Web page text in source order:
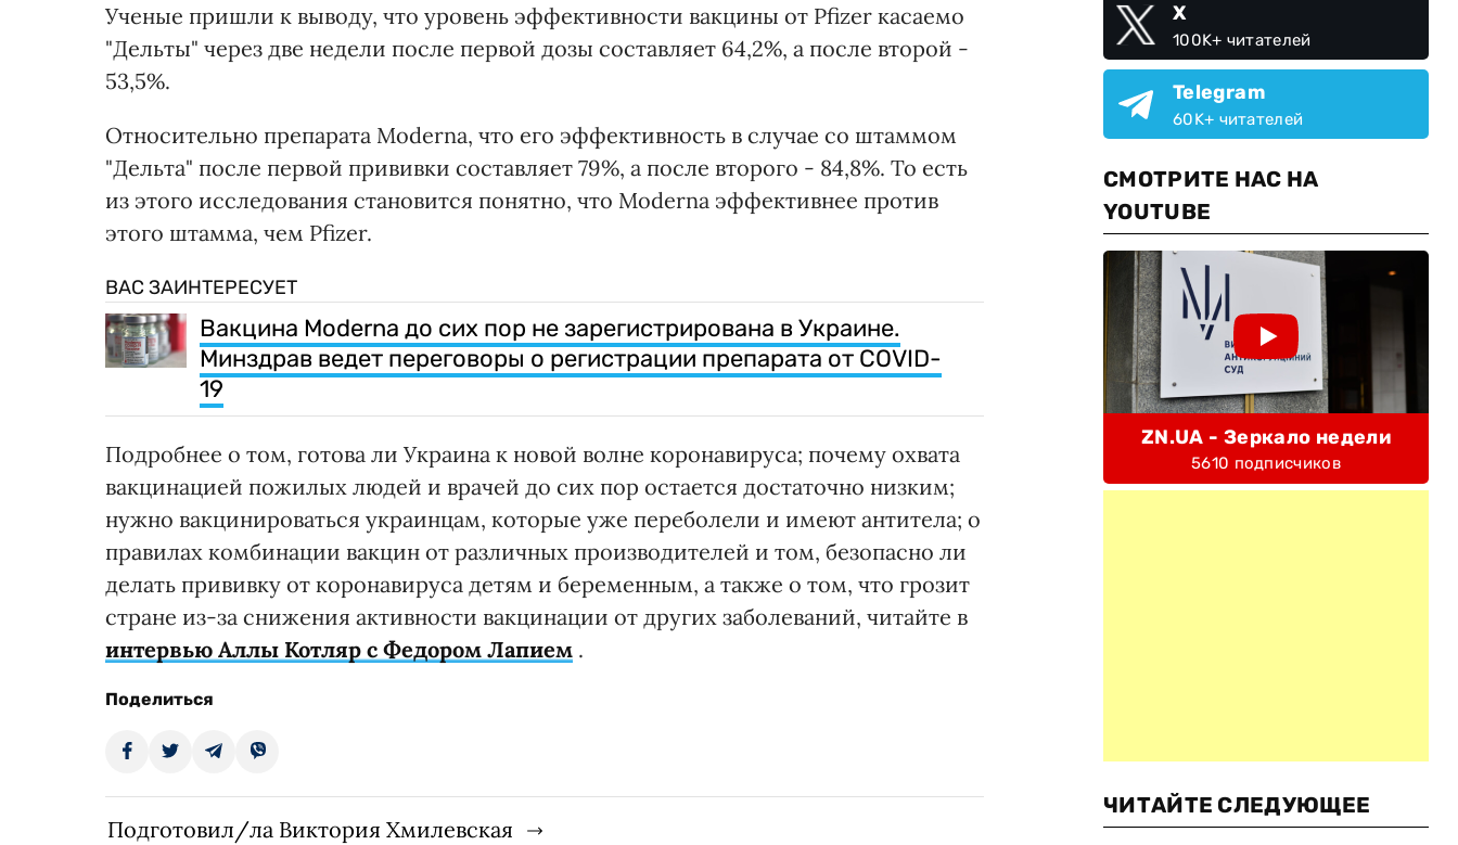
Ученые пришли к выводу, что уровень эффективности вакцины от Pfizer касаемо
"Дельты" через две недели после первой дозы составляет 64,2%, а после второй -
53,5%.
Относительно препарата Moderna, что его эффективность в случае со штаммом
"Дельта" после первой прививки составляет 79%, а после второго - 84,8%. То есть
из этого исследования становится понятно, что Moderna эффективнее против
этого штамма, чем Pfizer.
ВАС ЗАИНТЕРЕСУЕТ
Вакцина Moderna до сих пор не зарегистрирована в Украине.
Минздрав ведет переговоры о регистрации препарата от COVID-
19
Подробнее о том, готова ли Украина к новой волне коронавируса; почему охвата
вакцинацией пожилых людей и врачей до сих пор остается достаточно низким;
нужно вакцинироваться украинцам, которые уже переболели и имеют антитела; о
правилах комбинации вакцин от различных производителей и том, безопасно ли
делать прививку от коронавируса детям и беременным, а также о том, что грозит
стране из-за снижения активности вакцинации от других заболеваний, читайте в
интервью Аллы Котляр с Федором Лапием .
Поделиться
Подготовил/ла Виктория Хмилевская
X
100K+ читателей
Telegram
60K+ читателей
СМОТРИТЕ НАС НА
YOUTUBE
ZN.UA - Зеркало недели
5610 подписчиков
ЧИТАЙТЕ СЛЕДУЮЩЕЕ